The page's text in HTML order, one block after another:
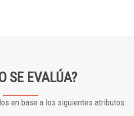
SE EVALÚA?
en base a los siguientes atributos: